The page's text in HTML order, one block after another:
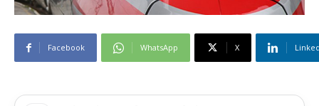
Facebook WhatsApp X